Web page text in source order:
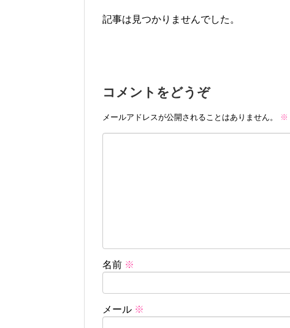
記事は見つかりませんでした。
コメントをどうぞ
メールアドレスが公開されることはありません。 ※
名前 ※
メール ※